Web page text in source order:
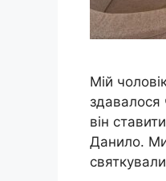
Мій
здавалося
він
Данило. Ми